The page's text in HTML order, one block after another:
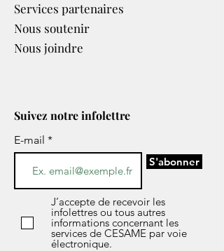
Services partenaires​
Nous soutenir
Nous joindre
Suivez notre infolettre
E-mail
S'abonner
J’accepte de recevoir les
infolettres ou tous autres
informations concernant les
services de CESAME par voie
électronique.